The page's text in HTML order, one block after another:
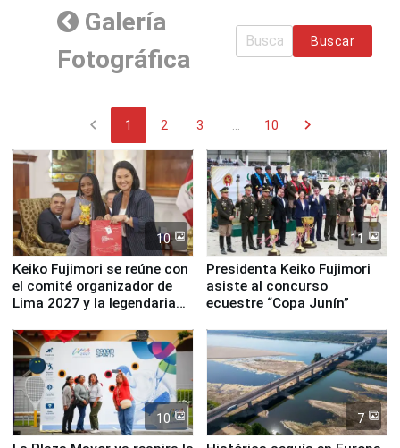
Galería
Fotográfica
Buscar
chevron_left 1 2 3 10 chevron_right
10
Keiko Fujimori se reúne con
el comité organizador de
Lima 2027 y la legendaria
11
Presidenta Keiko Fujimori
asiste al concurso
ecuestre “Copa Junín”
10 7